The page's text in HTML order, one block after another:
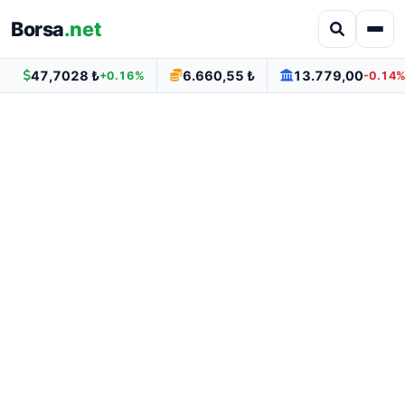
Borsa.net
47,7028 ₺+0.16% 6.660,55 ₺ 13.779,00-0.14%